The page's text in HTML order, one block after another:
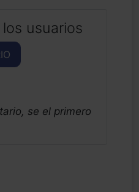
usuarios
se el primero